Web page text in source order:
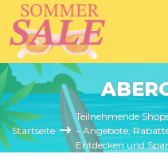
Direkt zum Inhalt
Pfadnavigation
Startseite
Teilnehmende
– Angebote,
Entdecken und